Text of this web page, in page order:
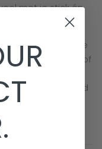
met je stick én
aan op je
veld op kunt — of
speelt. Voor
op het gebied
in het zwart.